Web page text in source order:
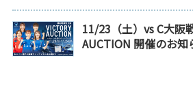
11/23（土）vs C大阪
AUCTION 開催のお知